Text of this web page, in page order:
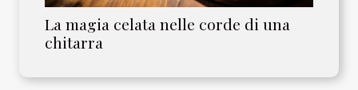
La magia celata nelle corde di una
chitarra